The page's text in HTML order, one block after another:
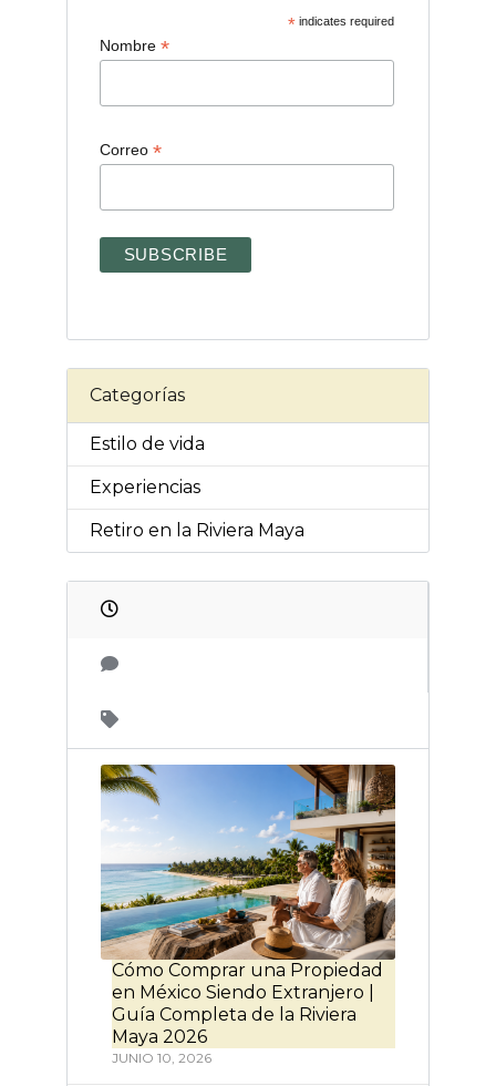
*indicates required
Nombre *
Correo *
Categorías
Estilo de vida
Experiencias
Retiro en la Riviera Maya
Cómo Comprar una Propiedad
en México Siendo Extranjero |
Guía Completa de la Riviera
Maya 2026
JUNIO 10, 2026